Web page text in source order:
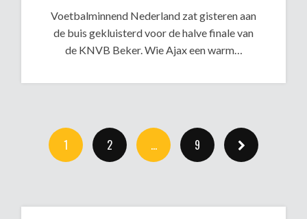
Voetbalminnend Nederland zat gisteren aan
de buis gekluisterd voor de halve finale van
de KNVB Beker. Wie Ajax een warm…
1 2 … 9